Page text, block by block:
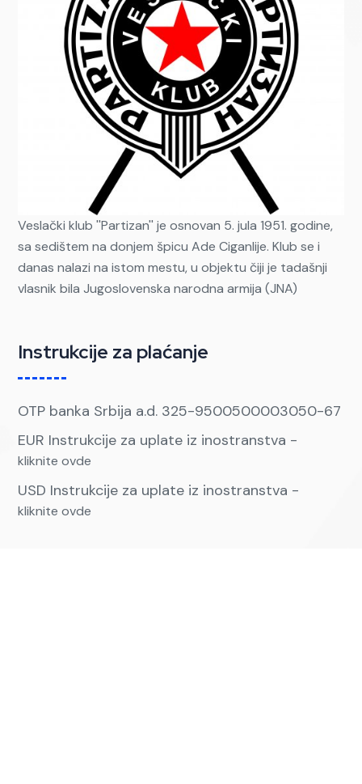
Veslački klub ''Partizan'' je osnovan 5. jula 1951. godine,
sa sedištem na donjem špicu Ade Ciganlije. Klub se i
danas nalazi na istom mestu, u objektu čiji je tadašnji
vlasnik bila Jugoslovenska narodna armija (JNA)
Instrukcije za plaćanje
OTP banka Srbija a.d. 325-9500500003050-67
EUR Instrukcije za uplate iz inostranstva -
kliknite ovde
USD Instrukcije za uplate iz inostranstva -
kliknite ovde